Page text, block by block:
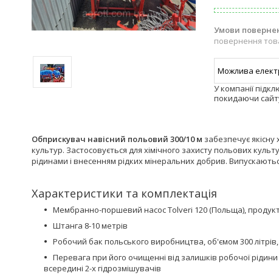
повернення
У компанії
покидаючи
Обприскувач навісний польовий 300/10 м забезпечує
культур. Застосовується для хімічного захисту польових
рідинами і внесенням рідких мінеральних добрив.
Характеристики та комплектація
Мембранно-поршевий насос Tolveri 120 (Польща),
Штанга 8-10 метрів
Робочий бак польського виробництва, об'ємом 300
Перевага при його очищенні від залишків робочої
всередині 2-х гідрозмішувачів